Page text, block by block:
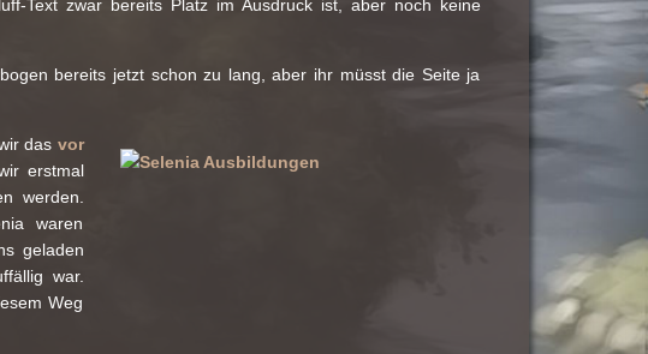
Text zwar bereits Platz im Ausdruck ist, aber noch keine
bereits jetzt schon zu lang, aber ihr müsst die Seite ja
das vor
erstmal
werden.
waren
geladen
war.
Weg